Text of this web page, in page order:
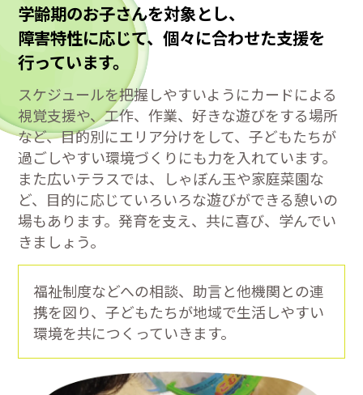
学齢期のお子さんを対象とし、
障害特性に応じて、個々に合わせた支援を
行っています。
スケジュールを把握しやすいようにカードによる
視覚支援や、工作、作業、好きな遊びをする場所
など、目的別にエリア分けをして、子どもたちが
過ごしやすい環境づくりにも力を入れています。
また広いテラスでは、しゃぼん玉や家庭菜園な
ど、目的に応じていろいろな遊びができる憩いの
場もあります。発育を支え、共に喜び、学んでい
きましょう。
福祉制度などへの相談、助言と他機関との連
携を図り、子どもたちが地域で生活しやすい
環境を共につくっていきます。